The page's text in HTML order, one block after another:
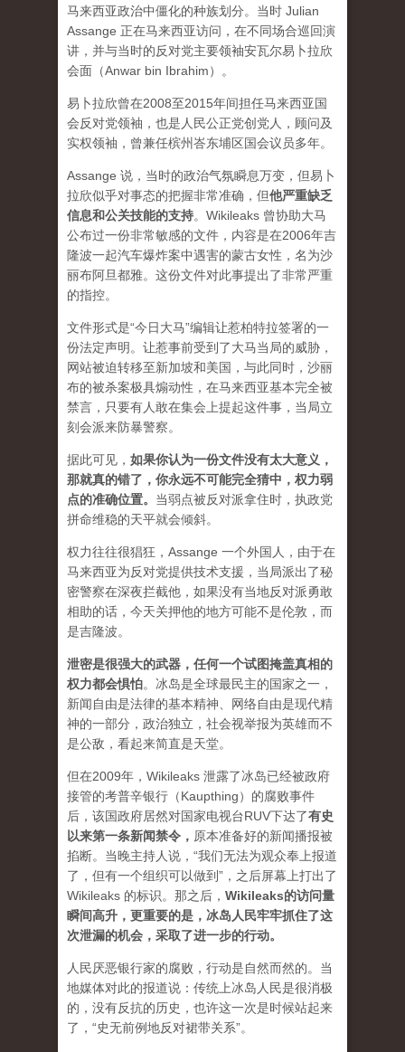
马来西亚政治中僵化的种族划分。当时 Julian
Assange 正在马来西亚访问，在不同场合巡回演
讲，并与当时的反对党主要领袖安瓦尔易卜拉欣
会面（Anwar bin Ibrahim）。
易卜拉欣曾在2008至2015年间担任马来西亚国
会反对党领袖，也是人民公正党创党人，顾问及
实权领袖，曾兼任槟州峇东埔区国会议员多年。
Assange 说，当时的政治气氛瞬息万变，但易卜
拉欣似乎对事态的把握非常准确，但他严重缺乏
信息和公关技能的支持。Wikileaks 曾协助大马
公布过一份非常敏感的文件，内容是在2006年吉
隆波一起汽车爆炸案中遇害的蒙古女性，名为沙
丽布阿旦都雅。这份文件对此事提出了非常严重
的指控。
文件形式是“今日大马”编辑让惹柏特拉签署的一
份法定声明。让惹事前受到了大马当局的威胁，
网站被迫转移至新加坡和美国，与此同时，沙丽
布的被杀案极具煽动性，在马来西亚基本完全被
禁言，只要有人敢在集会上提起这件事，当局立
刻会派来防暴警察。
据此可见， 如果你认为一份文件没有太大意义，
那就真的错了，你永远不可能完全猜中，权力弱
点的准确位置。 当弱点被反对派拿住时，执政党
拼命维稳的天平就会倾斜。
权力往往很猖狂，Assange 一个外国人，由于在
马来西亚为反对党提供技术支援，当局派出了秘
密警察在深夜拦截他，如果没有当地反对派勇敢
相助的话，今天关押他的地方可能不是伦敦，而
是吉隆波。
泄密是很强大的武器，任何一个试图掩盖真相的
权力都会惧怕。 冰岛是全球最民主的国家之一，
新闻自由是法律的基本精神、网络自由是现代精
神的一部分，政治独立，社会视举报为英雄而不
是公敌，看起来简直是天堂。
但在2009年，Wikileaks 泄露了冰岛已经被政府
接管的考普辛银行（Kaupthing）的腐败事件
后，该国政府居然对国家电视台RUV下达了有史
以来第一条新闻禁令 ， 原本准备好的新闻播报被
掐断。当晚主持人说，“我们无法为观众奉上报道
了，但有一个组织可以做到”，之后屏幕上打出了
Wikileaks 的标识。那之后， Wikileaks的访问量
瞬间高升，更重要的是，冰岛人民牢牢抓住了这
次泄漏的机会，采取了进一步的行动。
人民厌恶银行家的腐败，行动是自然而然的。当
地媒体对此的报道说：传统上冰岛人民是很消极
的，没有反抗的历史，也许这一次是时候站起来
了，“史无前例地反对裙带关系”。